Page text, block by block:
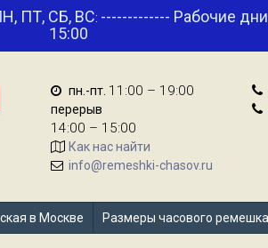
ПТ, СБ, ВС: ------------- Рабочие
15:00
пн.-пт. 11:00 – 19:00
перерыв
14:00 – 15:00
Как нас найти
info@remeshki-chasov.ru
в Москве Размеры часового ремешка